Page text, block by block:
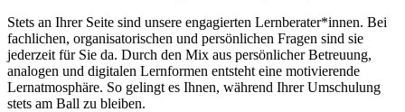
Stets an Ihrer Seite sind unsere engagierten Lernberater*innen. Bei
fachlichen, organisatorischen und persönlichen Fragen sind sie
jederzeit für Sie da. Durch den Mix aus persönlicher Betreuung,
analogen und digitalen Lernformen entsteht eine motivierende
Lernatmosphäre. So gelingt es Ihnen, während Ihrer Umschulung
stets am Ball zu bleiben.